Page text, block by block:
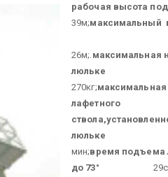
рабочая высота
39м;максимальный
26м;. максимальная
люльке
270кг;
лафетного
ствола,
люльке
мин;время подъема
до 73°